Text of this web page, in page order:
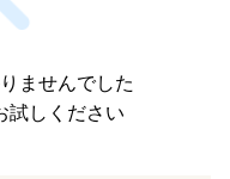
ませんでした
試しください